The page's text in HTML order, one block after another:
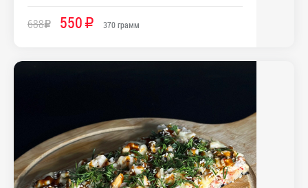
688R 550R 370грамм